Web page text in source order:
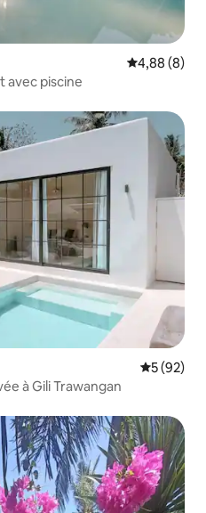
Évaluation
4,88 (8)
avec piscine
5 (92)
à Gili Trawangan